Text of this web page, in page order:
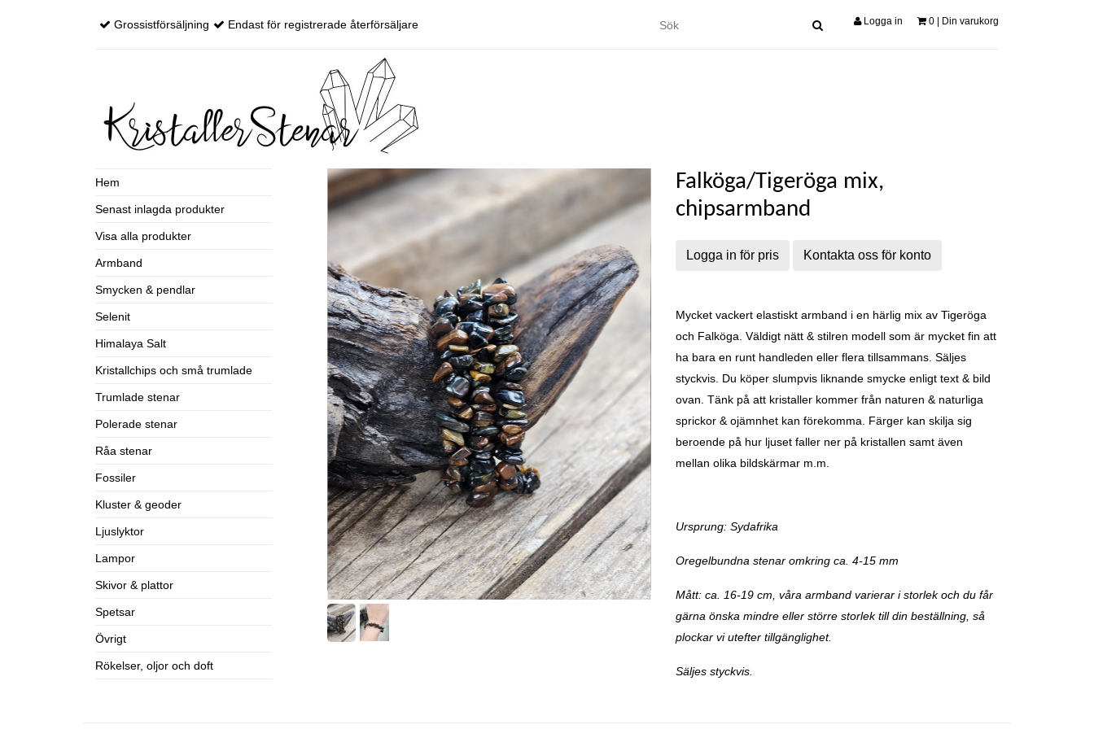
Grossistförsäljning Endast för registrerade återförsäljare Logga in 0 | Din varukorg
Hem
Senast inlagda produkter
Visa alla produkter
Armband
Smycken & pendlar
Selenit
Himalaya Salt
Kristallchips och små trumlade
Trumlade stenar
Polerade stenar
Råa stenar
Fossiler
Kluster & geoder
Ljuslyktor
Lampor
Skivor & plattor
Spetsar
Övrigt
Rökelser, oljor och doft
Falköga/Tigeröga mix,
chipsarmband
Logga in för pris Kontakta oss för konto
Mycket vackert elastiskt armband i en härlig mix av Tigeröga
och Falköga. Väldigt nätt & stilren modell som är mycket fin att
ha bara en runt handleden eller flera tillsammans. Säljes
styckvis. Du köper slumpvis liknande smycke enligt text & bild
ovan. Tänk på att kristaller kommer från naturen & naturliga
sprickor & ojämnhet kan förekomma. Färger kan skilja sig
beroende på hur ljuset faller ner på kristallen samt även
mellan olika bildskärmar m.m.
Ursprung: Sydafrika
Oregelbundna stenar omkring ca. 4-15 mm
Mått: ca. 16-19 cm, våra armband varierar i storlek och du får
gärna önska mindre eller större storlek till din beställning, så
plockar vi utefter tillgänglighet.
Säljes styckvis.